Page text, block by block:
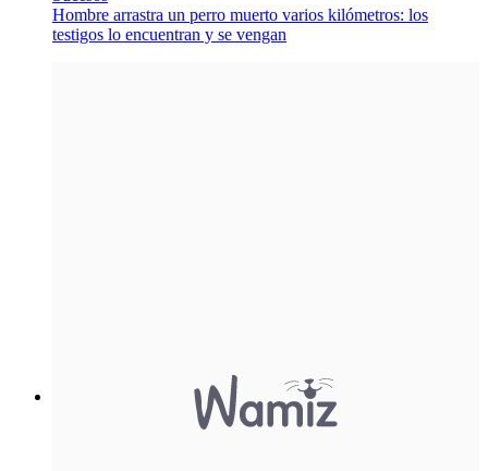
Hombre arrastra un perro muerto varios kilómetros: los
testigos lo encuentran y se vengan